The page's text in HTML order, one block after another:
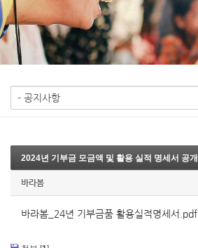
2024년 기부금 모금액 및 활용 실적 명세서 공개
바라봄
바라봄_24년 기부금품 활용실적명세서.pdf